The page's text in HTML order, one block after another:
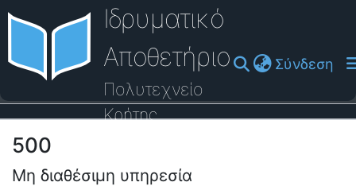
Ιδρυματικό
Αποθετήριο
Πολυτεχνείο
Κρήτης
Σύνδεση
Οδηγός Βοήθειας
500
Μη διαθέσιμη υπηρεσία